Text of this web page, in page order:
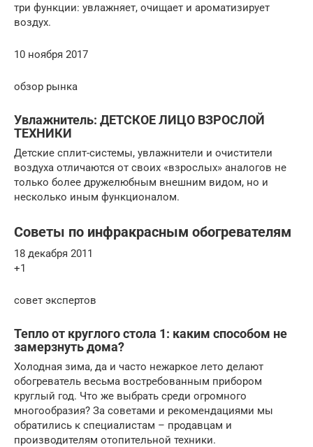
три функции: увлажняет, очищает и ароматизирует
воздух.
10 ноября 2017
обзор рынка
Увлажнитель: ДЕТСКОЕ ЛИЦО ВЗРОСЛОЙ
ТЕХНИКИ
Детские сплит-системы, увлажнители и очистители
воздуха отличаются от своих «взрослых» аналогов не
только более дружелюбным внешним видом, но и
несколько иным функционалом.
Советы по инфракрасным обогревателям
18 декабря 2011
+1
совет экспертов
Тепло от круглого стола 1: каким способом не
замерзнуть дома?
Холодная зима, да и часто нежаркое лето делают
обогреватель весьма востребованным прибором
круглый год. Что же выбрать среди огромного
многообразия? За советами и рекомендациями мы
обратились к специалистам – продавцам и
производителям отопительной техники.